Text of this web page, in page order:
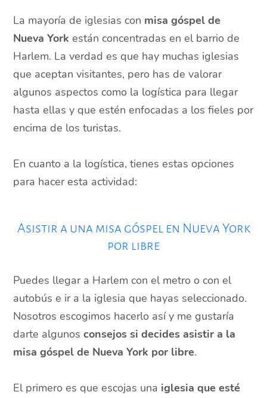
La mayoría de iglesias con misa góspel de
Nueva York están concentradas en el barrio de
Harlem. La verdad es que hay muchas iglesias
que aceptan visitantes, pero has de valorar
algunos aspectos como la logística para llegar
hasta ellas y que estén enfocadas a los fieles por
encima de los turistas.
En cuanto a la logística, tienes estas opciones
para hacer esta actividad:
Asistir a una misa góspel en Nueva York
por libre
Puedes llegar a Harlem con el metro o con el
autobús e ir a la iglesia que hayas seleccionado.
Nosotros escogimos hacerlo así y me gustaría
darte algunosconsejos si decides asistir a la
misa góspel de Nueva York por libre.
El primero es que escojas una iglesia que esté